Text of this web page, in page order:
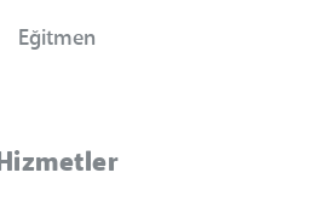
Eğitmen
Hizmetler